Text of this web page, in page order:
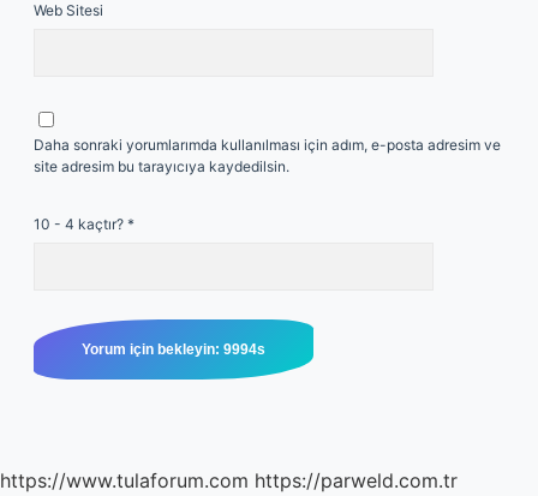
Web Sitesi
Daha sonraki yorumlarımda kullanılması için adım, e-posta adresim ve
site adresim bu tarayıcıya kaydedilsin.
10 - 4 kaçtır? *
https://www.tulaforum.com https://parweld.com.tr